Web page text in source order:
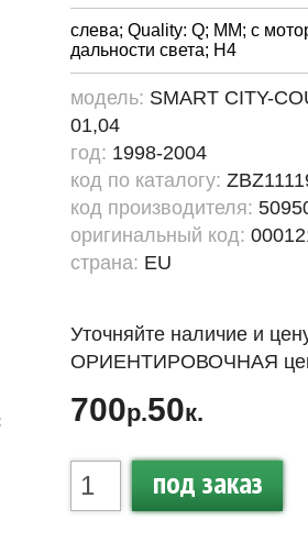
слева; Quality: Q; MM; с
дальности света; H4
модель: SMART CITY-
01,04
год: 1998-2004
код по каталогу:
код производителя:
оригинальный код:
страна: EU
Уточняйте наличие и
ОРИЕНТИРОВОЧНАЯ
700р.50к.
под заказ